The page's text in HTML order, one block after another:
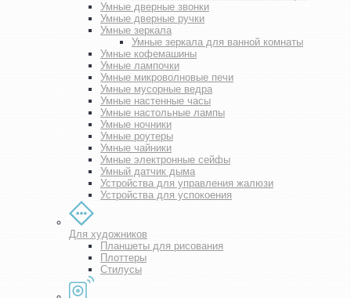
Умные дверные звонки
Умные дверные ручки
Умные зеркала
Умные зеркала для ванной комнаты
Умные кофемашины
Умные лампочки
Умные микроволновые печи
Умные мусорные ведра
Умные настенные часы
Умные настольные лампы
Умные ночники
Умные роутеры
Умные чайники
Умные электронные сейфы
Умный датчик дыма
Устройства для управления жалюзи
Устройства для успокоения
Для художников
Планшеты для рисования
Плоттеры
Стилусы